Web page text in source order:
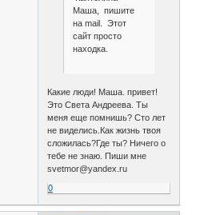
Маша, пишите
на mail. Этот
сайт просто
находка.
Какие люди! Маша. привет!
Это Света Андреева. Ты
меня еще помнишь? Сто лет
не виделись.Как жизнь твоя
сложилась?Где ты? Ничего о
тебе не знаю. Пиши мне
svetmor@yandex.ru
0